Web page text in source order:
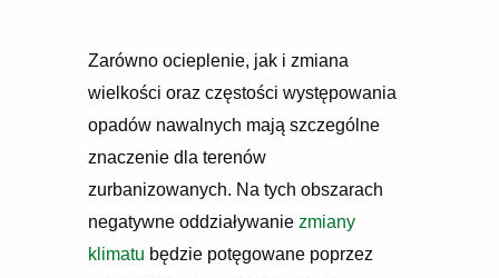
Zarówno ocieplenie, jak i zmiana
wielkości oraz częstości występowania
opadów nawalnych mają szczególne
znaczenie dla terenów
zurbanizowanych. Na tych obszarach
negatywne oddziaływaniezmiany
klimatu będzie potęgowane poprzez